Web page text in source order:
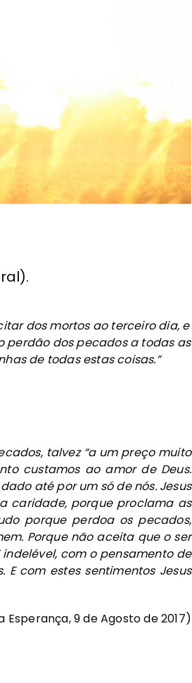
dos mortos ao terceiro dia, e
perdão dos pecados a todas as
de todas estas coisas.”
talvez “a um preço muito
custamos ao amor de Deus.
até por um só de nós. Jesus
caridade, porque proclama as
porque perdoa os pecados,
Porque não aceita que o ser
com o pensamento de
com estes sentimentos Jesus
9 de Agosto de 2017)